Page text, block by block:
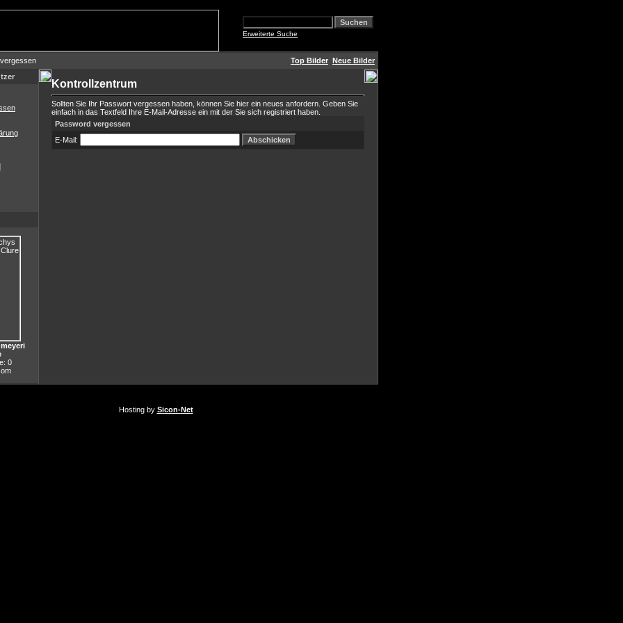
Erweiterte Suche
Top Bilder Neue Bilder
0
Kontrollzentrum
Sollten Sie Ihr Passwort vergessen haben, können Sie hier ein neues anfordern. Geben Sie
einfach in das Textfeld Ihre E-Mail-Adresse ein mit der Sie sich registriert haben.
Password vergessen
E-Mail:
Hosting by Sicon-Net